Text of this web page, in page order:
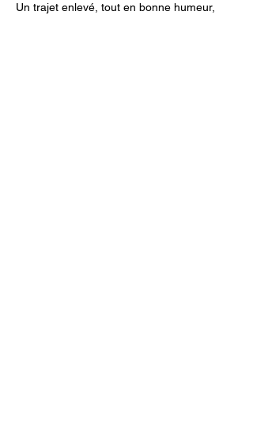
Un trajet enlevé, tout en bonne humeur,